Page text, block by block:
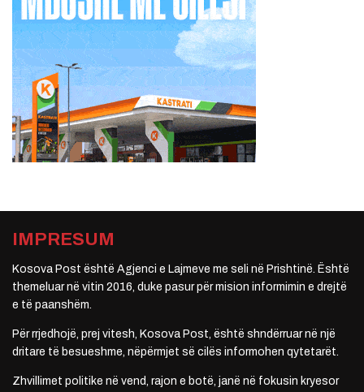
IMPRESUM
Kosova Post është Agjenci e Lajmeve me seli në Prishtinë. Është
themeluar në vitin 2016, duke pasur për mision informimin e drejtë
e të paanshëm.
Për rrjedhojë, prej vitesh, Kosova Post, është shndërruar në një
dritare të besueshme, nëpërmjet së cilës informohen qytetarët.
Zhvillimet politike në vend, rajon e botë, janë në fokusin kryesor